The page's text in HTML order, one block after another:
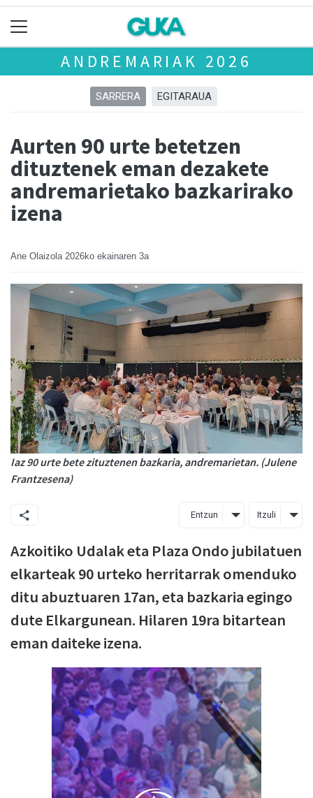
ANDREMARIAK 2026
SARRERA EGITARAUA
Aurten 90 urte betetzen
dituztenek eman dezakete
andremarietako bazkarirako
izena
Ane Olaizola 2026ko ekainaren 3a
Iaz 90 urte bete zituztenen bazkaria, andremarietan. (Julene
Frantzesena)
Entzun Itzuli
Azkoitiko Udalak eta Plaza Ondo jubilatuen
elkarteak 90 urteko herritarrak omenduko
ditu abuztuaren 17an, eta bazkaria egingo
dute Elkargunean. Hilaren 19ra bitartean
eman daiteke izena.